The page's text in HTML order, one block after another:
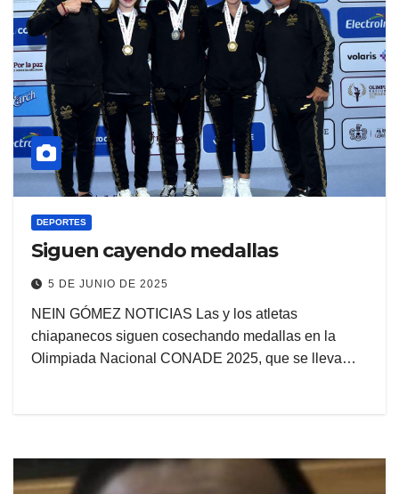
DEPORTES
Siguen cayendo medallas
5 DE JUNIO DE 2025
NEIN GÓMEZ NOTICIAS Las y los atletas
chiapanecos siguen cosechando medallas en la
Olimpiada Nacional CONADE 2025, que se lleva…